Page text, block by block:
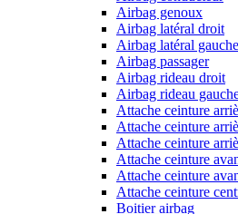
Airbag genoux
Airbag latéral droit
Airbag latéral gauche
Airbag passager
Airbag rideau droit
Airbag rideau
Attache ceinture
Attache ceinture
Attache ceinture
Attache ceinture
Attache ceinture
Attache ceinture
Boitier airbag